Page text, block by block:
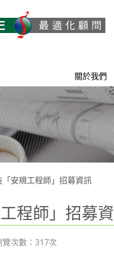
關於我們
「安規工程師」招募資訊
程師」招募
次數：317次